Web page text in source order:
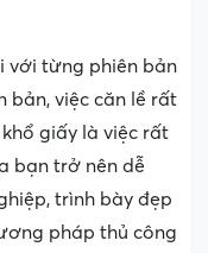
với từng phiên bản
bản, việc căn lề rất
giấy là việc rất
bạn trở nên dễ
trình bày đẹp
pháp thủ công